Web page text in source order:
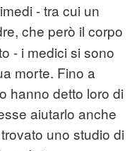
- tra cui un
che però il corpo
- i medici si sono
morte. Fino a
hanno detto loro di
aiutarlo anche
uno studio di